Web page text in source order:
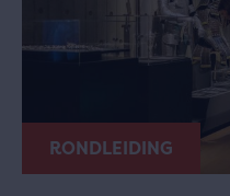
RONDLEIDING